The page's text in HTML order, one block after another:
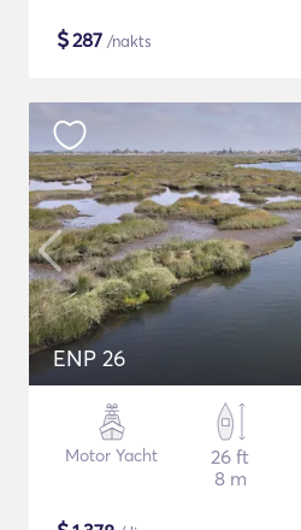
$287 /nakts
ENP 26
Motor Yacht
26 ft
8 m